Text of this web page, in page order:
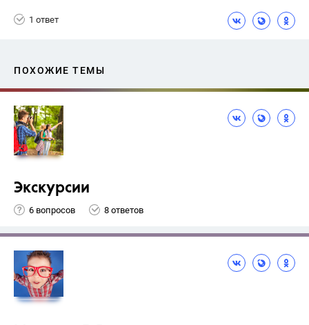
1 ответ
ПОХОЖИЕ ТЕМЫ
Экскурсии
6 вопросов 8 ответов